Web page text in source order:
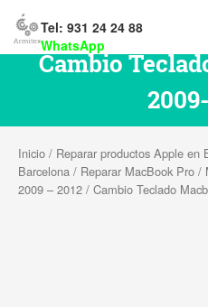
Tel: 931 24 24 88
WhatsApp
Cambio
Inicio / Reparar productos Apple en
Barcelona / Reparar MacBook Pro /
2009 – 2012 / Cambio Teclado